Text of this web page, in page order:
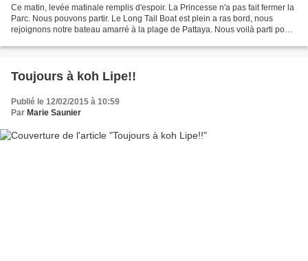
Ce matin, levée matinale remplis d'espoir. La Princesse n'a pas fait fermer la
Parc. Nous pouvons partir. Le Long Tail Boat est plein a ras bord, nous
rejoignons notre bateau amarré à la plage de Pattaya. Nous voilà parti pour
Toujours à koh Lipe!!
Publié le 12/02/2015 à 10:59
Par Marie Saunier